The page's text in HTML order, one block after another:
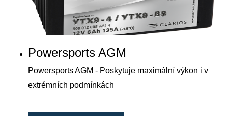
Powersports AGM
Powersports AGM - Poskytuje maximální výkon i v
extrémních podmínkách